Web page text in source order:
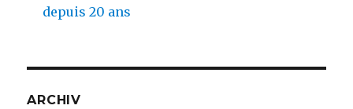
depuis 20 ans
ARCHIV